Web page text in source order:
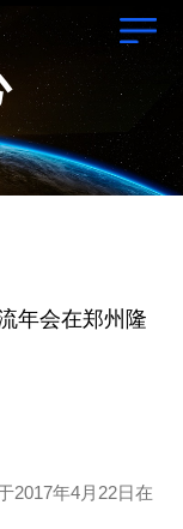
年会在郑州隆
2017年4月22日在